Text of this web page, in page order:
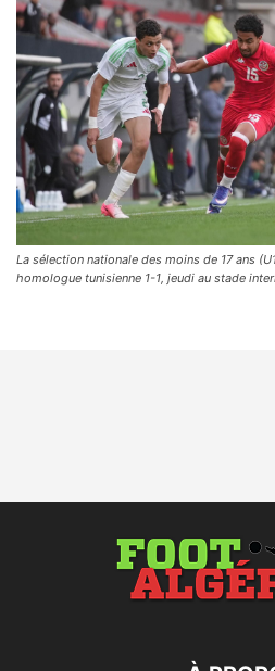
La sélection nationale des moins de 17 ans
homologue tunisienne 1-1, jeudi au stade